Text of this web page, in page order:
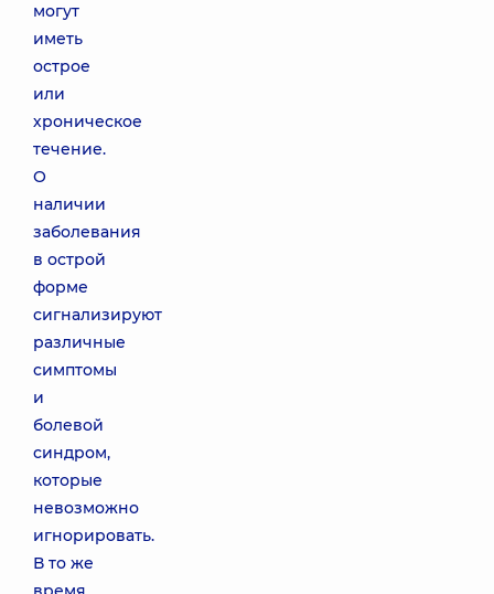
могут
иметь
острое
или
хроническое
течение.
О
наличии
заболевания
в острой
форме
сигнализируют
различные
симптомы
и
болевой
синдром,
которые
невозможно
игнорировать.
В то же